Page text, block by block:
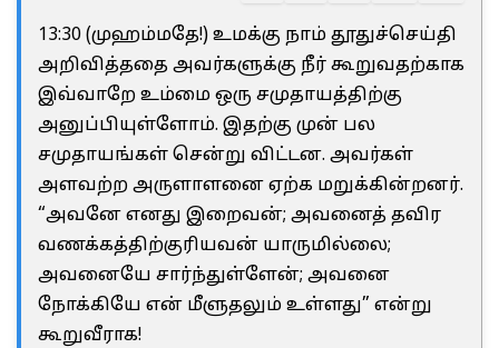
13:30 (முஹம்மதே!) உமக்கு நாம் தூதுச்செய்தி
அறிவித்ததை அவர்களுக்கு நீர் கூறுவதற்காக
இவ்வாறே உம்மை ஒரு சமுதாயத்திற்கு
அனுப்பியுள்ளோம். இதற்கு முன் பல
சமுதாயங்கள் சென்று விட்டன. அவர்கள்
அளவற்ற அருளாளனை ஏற்க மறுக்கின்றனர்.
“அவனே எனது இறைவன்; அவனைத் தவிர
வணக்கத்திற்குரியவன் யாருமில்லை;
அவனையே சார்ந்துள்ளேன்; அவனை
நோக்கியே என் மீளுதலும் உள்ளது” என்று
கூறுவீராக!